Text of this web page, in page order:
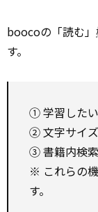
boocoの「読む」
す。
① 学習した
② 文字サイ
③ 書籍内検
※ これらの
す。